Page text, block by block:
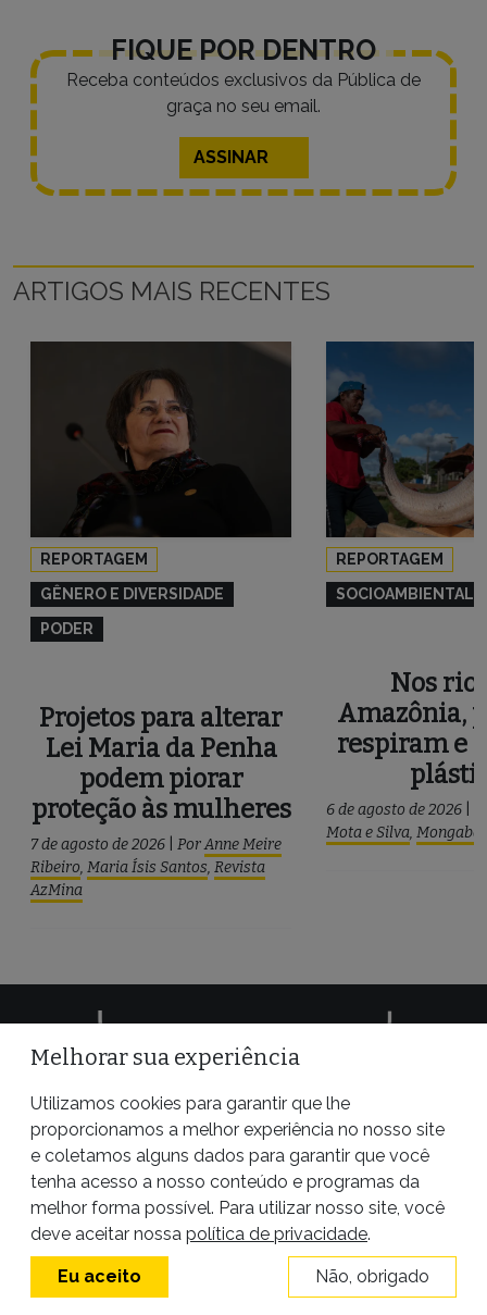
FIQUE POR DENTRO
Receba conteúdos exclusivos da Pública de
graça no seu email.
ASSINAR
ARTIGOS MAIS RECENTES
REPORTAGEM
GÊNERO E DIVERSIDADE
PODER
Projetos para alterar
Lei Maria da Penha
podem piorar
proteção às mulheres
7 de agosto de 2026 PorAnne Meire
Ribeiro, Maria Ísis Santos, Revista
AzMina
REPORTAGEM
SOCIOAMBIENTAL
Nos
Amazônia,
respiram e
6 de agosto de 2026
Mota e Silva,
Melhorar sua experiência
Utilizamos cookies para garantir que lhe
proporcionamos a melhor experiência no nosso site
e coletamos alguns dados para garantir que você
tenha acesso a nosso conteúdo e programas da
melhor forma possível. Para utilizar nosso site, você
deve aceitar nossa política de privacidade.
Eu aceito Não, obrigado